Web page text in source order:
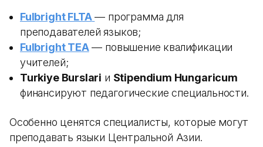
Fulbright FLTA — программа для
преподавателей языков;
Fulbright TEA— повышение квалификации
учителей;
Turkiye Burslari и Stipendium Hungaricum
финансируют педагогические специальности.
Особенно ценятся специалисты, которые могут
преподавать языки Центральной Азии.